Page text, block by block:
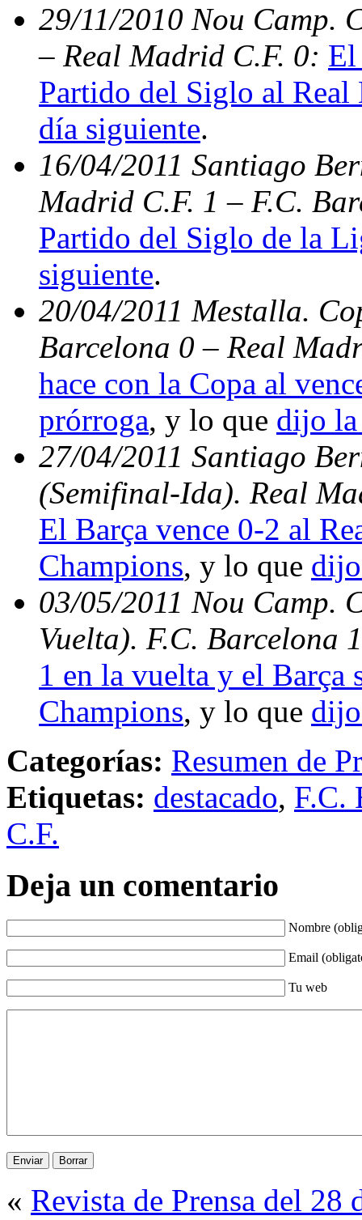
29/11/2010 Nou Camp.
– Real Madrid C.F. 0: El
Partido del Siglo al
día siguiente.
16/04/2011 Santiago
Madrid C.F. 1 – F.C.
Partido del Siglo de la
siguiente.
20/04/2011 Mestalla.
Barcelona 0 – Real
hace con la Copa al
prórroga, y lo que dijo la
27/04/2011 Santiago
(Semifinal-Ida). Real
El Barça vence 0-2 al
Champions, y lo que
03/05/2011 Nou Camp.
Vuelta). F.C. Barcelona
1 en la vuelta y el Barça
Champions, y lo que
Categorías: Resumen de
Etiquetas: destacado, F.C.
C.F.
Deja un comentario
Nombre
Email
Tu web
« Revista de Prensa del 28